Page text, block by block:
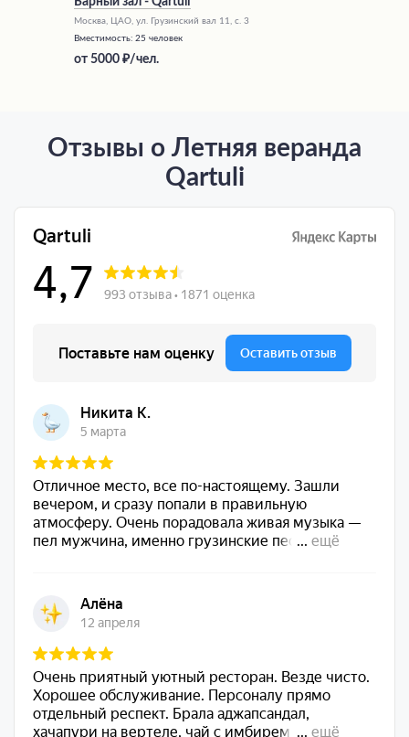
Москва, ЦАО, ул. Грузинский вал 11, с. 3
Вместимость: 25 человек
от 5000 /чел.
Отзывы о Летняя веранда
Qartuli